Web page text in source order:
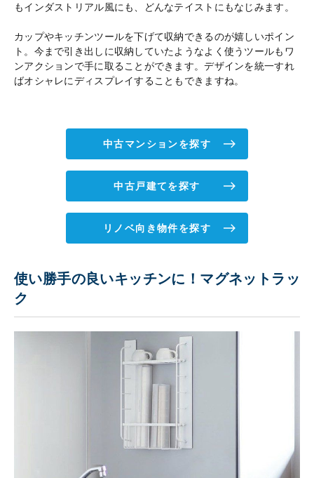
もインダストリアル風にも、どんなテイストにもなじみます。
カップやキッチンツールを下げて収納できるのが嬉しいポイン
ト。今まで引き出しに収納していたようなよく使うツールもワ
ンアクションで手に取ることができます。デザインを統一すれ
ばオシャレにディスプレイすることもできますね。
中古マンションを探す
中古戸建てを探す
リノベ向き物件を探す
使い勝手の良いキッチンに！マグネットラッ
ク